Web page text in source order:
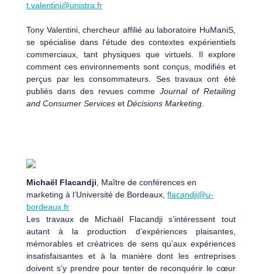
t.valentini@unistra.fr
Tony Valentini, chercheur affilié au laboratoire HuManiS,
se spécialise dans l'étude des contextes expérientiels
commerciaux, tant physiques que virtuels. Il explore
comment ces environnements sont conçus, modifiés et
perçus par les consommateurs. Ses travaux ont été
publiés dans des revues commeJournal of Retailing
and Consumer Services etDécisions Marketing
Michaël Flacandji , Maître de conférences en
marketing à l’Université de Bordeaux,flacandji@u-
bordeaux.fr
Les travaux de Michaël Flacandji s’intéressent tout
autant à la production d’expériences plaisantes,
mémorables et créatrices de sens qu’aux expériences
insatisfaisantes et à la manière dont les entreprises
doivent s’y prendre pour tenter de reconquérir le cœur